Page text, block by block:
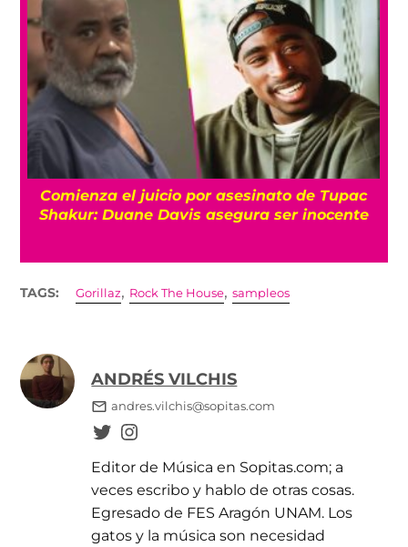
Muere el productor William Orbit a los 69
años
TAGS: Gorillaz, Rock The House,sampleos
ANDRÉS VILCHIS
andres.vilchis@sopitas.com
Editor de Música en Sopitas.com; a
veces escribo y hablo de otras cosas.
Egresado de FES Aragón UNAM. Los
gatos y la música son necesidad